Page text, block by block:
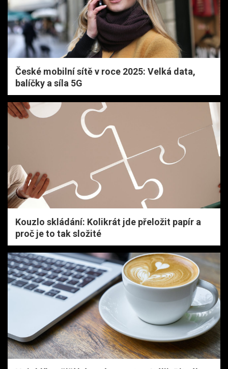
České mobilní sítě v roce 2025: Velká data,
balíčky a síla 5G
Kouzlo skládání: Kolikrát jde přeložit papír a
proč je to tak složité